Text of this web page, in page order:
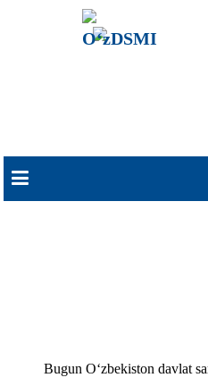
Skip
to
content
Bugun O‘zbekiston davlat